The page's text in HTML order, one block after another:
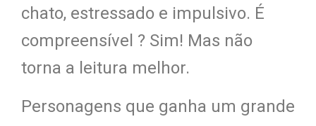
chato, estressado e impulsivo. É
compreensível ? Sim! Mas não
torna a leitura melhor.
Personagens que ganha um grande